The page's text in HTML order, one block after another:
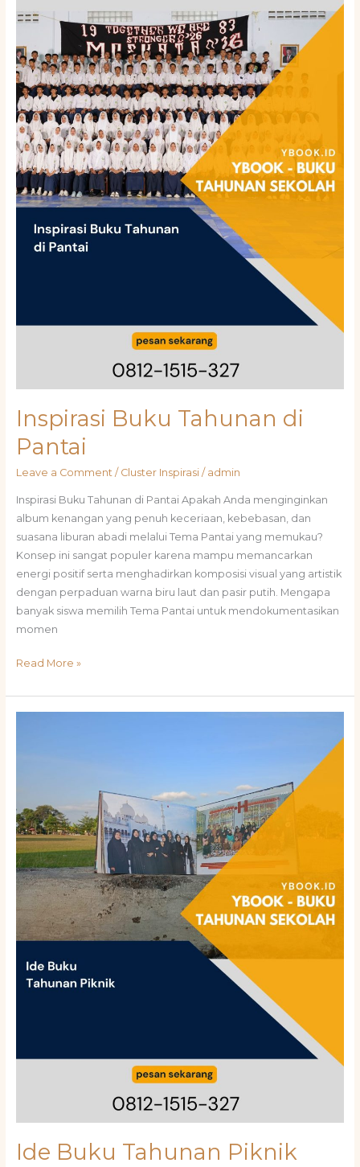
Inspirasi Buku Tahunan di
Pantai
Leave a Comment / Cluster Inspirasi/ admin
Inspirasi Buku Tahunan di Pantai Apakah Anda menginginkan
album kenangan yang penuh keceriaan, kebebasan, dan
suasana liburan abadi melalui Tema Pantai yang memukau?
Konsep ini sangat populer karena mampu memancarkan
energi positif serta menghadirkan komposisi visual yang artistik
dengan perpaduan warna biru laut dan pasir putih. Mengapa
banyak siswa memilih Tema Pantai untuk mendokumentasikan
momen
Tahunan
Pantai
Read More »
Ide Buku Tahunan Piknik